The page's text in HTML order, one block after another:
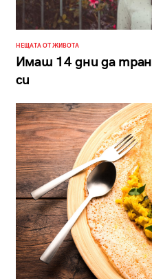
НЕЩАТА ОТ ЖИВОТА
Имаш 14 дни да
си